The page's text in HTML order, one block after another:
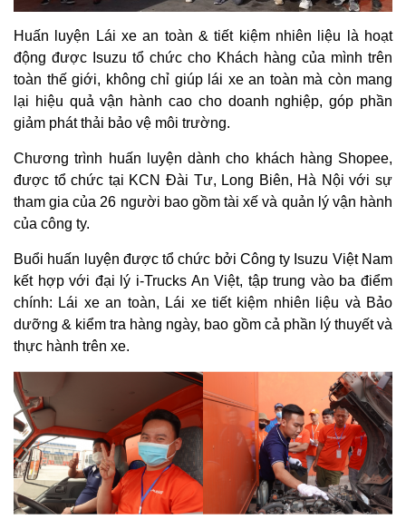
Huấn luyện Lái xe an toàn & tiết kiệm nhiên liệu là hoạt
động được Isuzu tổ chức cho Khách hàng của mình trên
toàn thế giới, không chỉ giúp lái xe an toàn mà còn mang
lại hiệu quả vận hành cao cho doanh nghiệp, góp phần
giảm phát thải bảo vệ môi trường.
Chương trình huấn luyện dành cho khách hàng Shopee,
được tổ chức tại KCN Đài Tư, Long Biên, Hà Nội với sự
tham gia của 26 người bao gồm tài xế và quản lý vận hành
của công ty.
Buổi huấn luyện được tổ chức bởi Công ty Isuzu Việt Nam
kết hợp với đại lý i-Trucks An Việt, tập trung vào ba điểm
chính: Lái xe an toàn, Lái xe tiết kiệm nhiên liệu và Bảo
dưỡng & kiểm tra hàng ngày, bao gồm cả phần lý thuyết và
thực hành trên xe.